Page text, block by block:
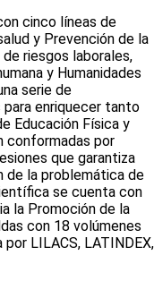
cinco líneas de
y Prevención de la
riesgos laborales,
y Humanidades
serie de
enriquecer tanto
Educación Física y
conformadas por
que garantiza
de la problemática de
se cuenta con
la Promoción de la
con 18 volúmenes
LILACS, LATINDEX,